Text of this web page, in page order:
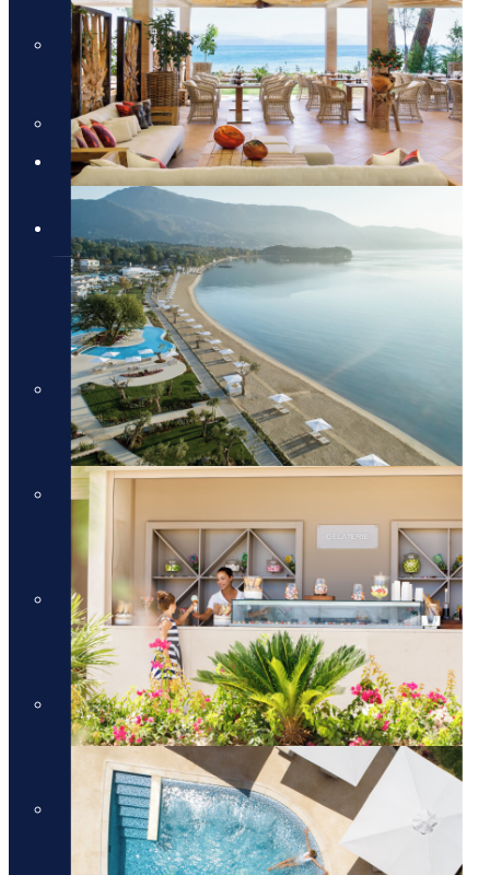
חבילות למלון Domes of
Elounda בכרתים
סקי יוקרתי
✦ חבילות מומלצות ✦
מלונות יוקרה
מלונות יוקרה
מלונות יוקרה בכרתים
מלונות יוקרה בכרתים
מלונות יוקרה בקורפו
מלונות יוקרה באתונה
מלונות יוקרה באתונה
מלונות יוקרה בקפריסין
מלונות יוקרה בקפריסין
מלונות יוקרה בקוסטה נברינו
מלונות יוקרה בקוסטה נברינו